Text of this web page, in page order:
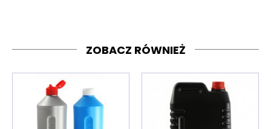
ZOBACZ RÓWNIEŻ